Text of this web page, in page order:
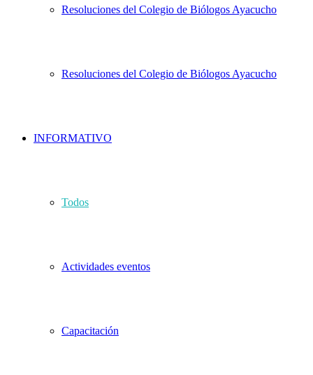
Resoluciones del Colegio de Biólogos Ayacucho
Resoluciones del Colegio de Biólogos Ayacucho
INFORMATIVO
Todos
Actividades eventos
Capacitación